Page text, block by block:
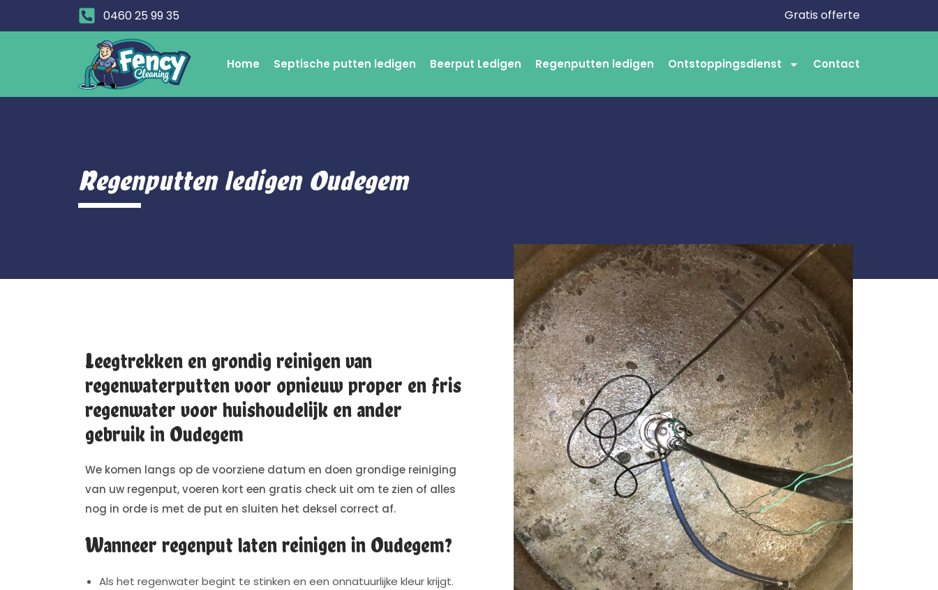
0460 25 99 35 Gratis offerte
Home Septische putten ledigen Beerput Ledigen Regenputten ledigen Ontstoppingsdienst Contact
Regenputten ledigen Oudegem
Leegtrekken en grondig reinigen van
regenwaterputten voor opnieuw proper en fris
regenwater voor huishoudelijk en ander
gebruik in Oudegem
We komen langs op de voorziene datum en doen grondige reiniging
van uw regenput, voeren kort een gratis check uit om te zien of alles
nog in orde is met de put en sluiten het deksel correct af.
Wanneer regenput laten reinigen in Oudegem?
Als het regenwater begint te stinken en een onnatuurlijke kleur krijgt.